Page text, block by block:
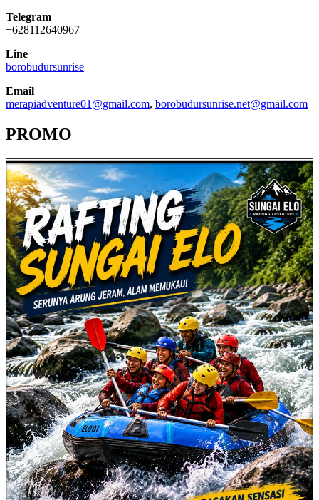
Telegram
+628112640967
Line
borobudursunrise
Email
merapiadventure01@gmail.com, borobudursunrise.net@gmail.com
PROMO